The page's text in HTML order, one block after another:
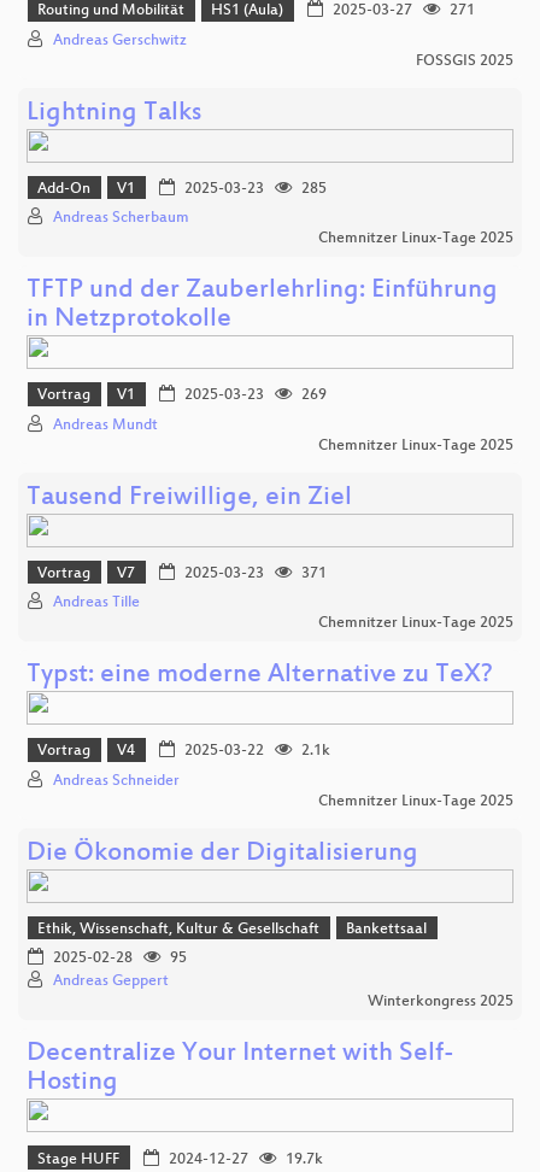
Routing und Mobilität HS1 (Aula) 2025-03-27
271
Andreas Gerschwitz
FOSSGIS 2025
Lightning Talks
Add-On V1 2025-03-23
285
Andreas Scherbaum
Chemnitzer Linux-Tage 2025
TFTP und der Zauberlehrling: Einführung
in Netzprotokolle
Vortrag V1 2025-03-23
269
Andreas Mundt
Chemnitzer Linux-Tage 2025
Tausend Freiwillige, ein Ziel
Vortrag V7 2025-03-23
371
Andreas Tille
Chemnitzer Linux-Tage 2025
Typst: eine moderne Alternative zu TeX?
Vortrag V4 2025-03-22
2.1k
Andreas Schneider
Chemnitzer Linux-Tage 2025
Die Ökonomie der Digitalisierung
Ethik, Wissenschaft, Kultur & Gesellschaft
Bankettsaal
2025-02-28
95
Andreas Geppert
Winterkongress 2025
Decentralize Your Internet with Self-
Hosting
Stage HUFF 2024-12-27 19.7k